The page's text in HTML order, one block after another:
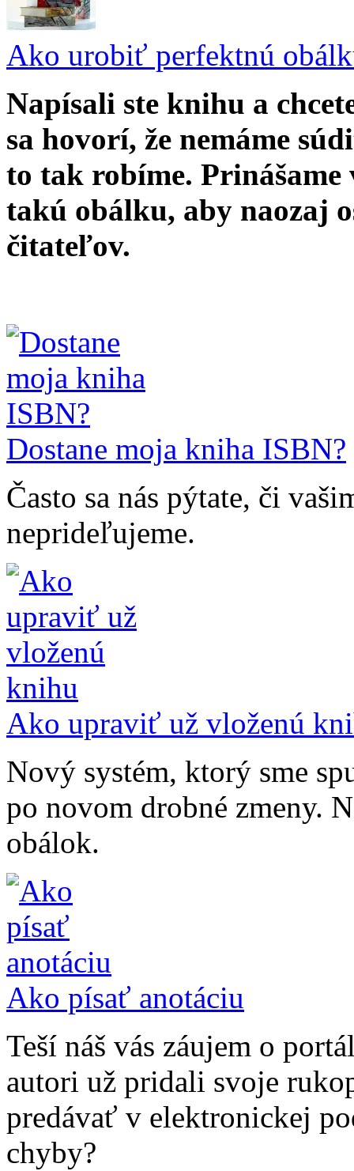
Ako urobiť perfektnú
Napísali ste knihu a
sa hovorí, že nemáme
to tak robíme.
takú obálku, aby naozaj
čitateľov.
Dostane moja kniha ISBN?
Často sa nás pýtate, či
neprideľujeme.
Ako upraviť už vloženú
Nový systém, ktorý sme
po novom drobné zmeny.
obálok.
Ako písať anotáciu
Teší náš vás záujem o
autori už pridali svoje
predávať v elektronickej
chyby?